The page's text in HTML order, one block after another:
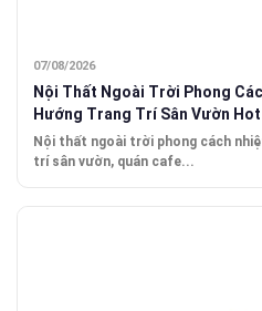
07/08/2026
Nội Thất Ngoài Trời Phong
Hướng Trang Trí Sân Vườn
Nội thất ngoài trời phong cách
trí sân vườn, quán cafe...